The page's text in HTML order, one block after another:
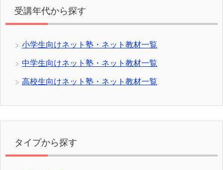
受講年代から探す
小学生向けネット塾・ネット教材一覧
中学生向けネット塾・ネット教材一覧
高校生向けネット塾・ネット教材一覧
タイプから探す